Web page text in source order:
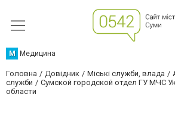
М Медицина
Головна Довідник Міські служби, влада
служби
Сумской городской отдел ГУ МЧС
области